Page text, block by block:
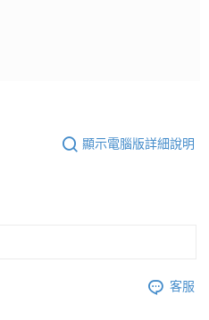
顯示電腦版詳細說明
客服